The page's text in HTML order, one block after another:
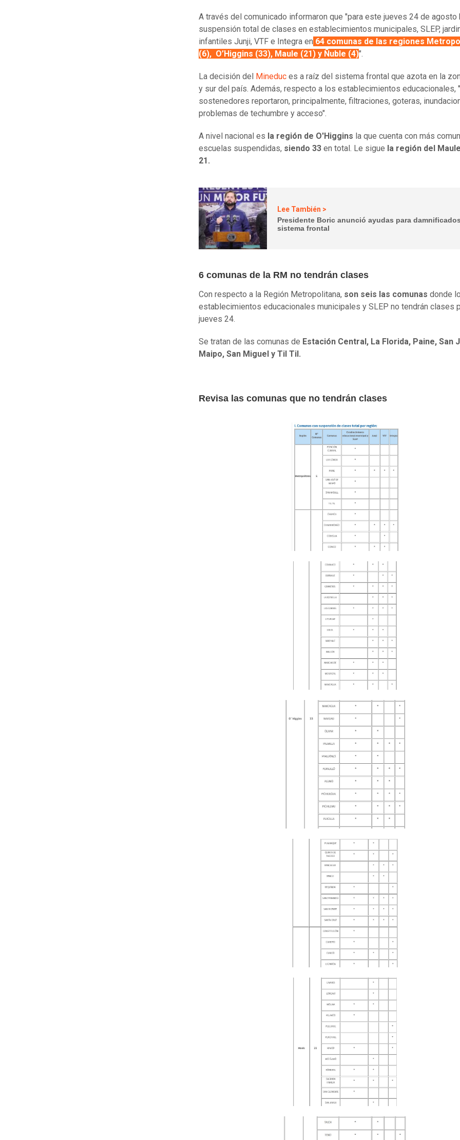
A través del comunicado informaron que "para este jueves 24 de agosto
suspensión total de clases en establecimientos municipales, SLEP,
infantiles Junji, VTF e Integra en 64 comunas de las regiones
(6), O’Higgins (33), Maule (21) y Ñuble (4)".
La decisión del Mineduc es a raíz del sistema frontal que azota en la
y sur del país. Además, respecto a los establecimientos educacionales,
sostenedores reportaron, principalmente, filtraciones, goteras,
problemas de techumbre y acceso".
A nivel nacional es la región de O'Higgins la que cuenta con más
escuelas suspendidas, siendo 33 en total. Le sigue la región del
21.
Lee También >
Presidente Boric anunció ayudas para
sistema frontal
6 comunas de la RM no tendrán clases
Con respecto a la Región Metropolitana, son seis las comunas donde
establecimientos educacionales municipales y SLEP no tendrán clases
jueves 24.
Se tratan de las comunas de Estación Central, La Florida, Paine, San
Maipo, San Miguel y Til Til.
Revisa las comunas que no tendrán clases